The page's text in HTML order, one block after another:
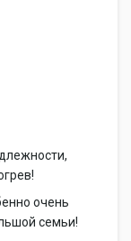
очень
семьи!